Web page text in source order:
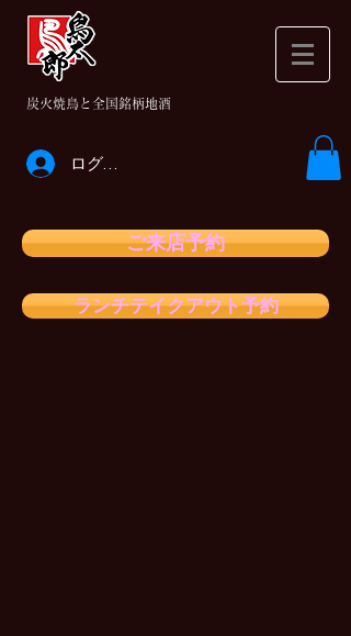
​炭火焼鳥と全国銘柄地酒
ログイン
ご来店予約
ランチテイクアウト予約